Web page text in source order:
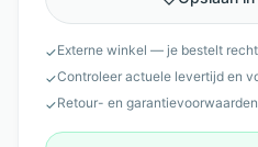
✓Externe winkel — je bestelt
✓Controleer actuele levertijd en
✓Retour- en